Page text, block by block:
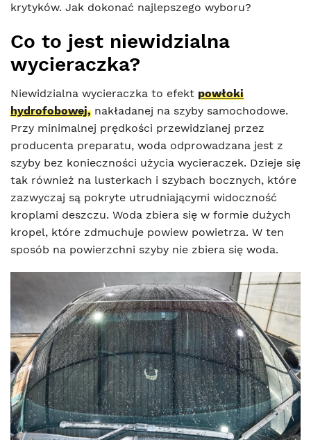
krytyków. Jak dokonać najlepszego wyboru?
Co to jest niewidzialna
wycieraczka?
Niewidzialna wycieraczka to efekt powłoki
hydrofobowej, nakładanej na szyby samochodowe.
Przy minimalnej prędkości przewidzianej przez
producenta preparatu, woda odprowadzana jest z
szyby bez konieczności użycia wycieraczek. Dzieje się
tak również na lusterkach i szybach bocznych, które
zazwyczaj są pokryte utrudniającymi widoczność
kroplami deszczu. Woda zbiera się w formie dużych
kropel, które zdmuchuje powiew powietrza. W ten
sposób na powierzchni szyby nie zbiera się woda.